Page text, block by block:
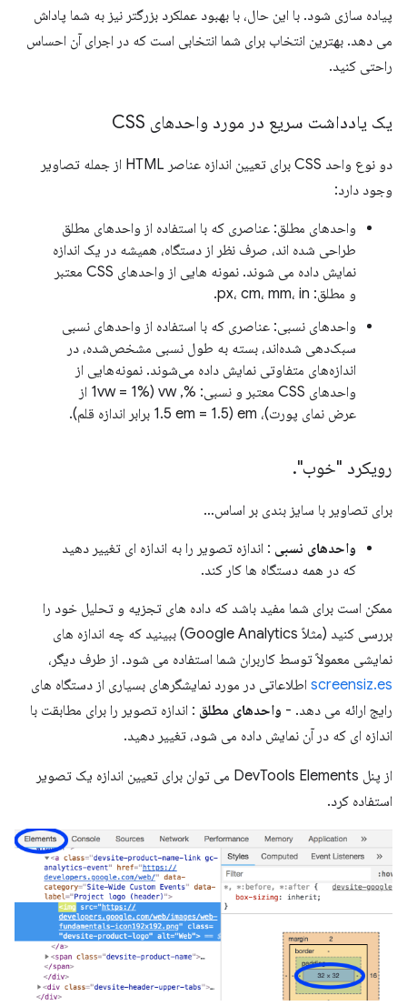
پیاده سازی شود. با این حال، با بهبود عملکرد بزرگتر نیز به شما پاداش
می دهد. بهترین انتخاب برای شما انتخابی است که در اجرای آن احساس
راحتی کنید.
یک یادداشت سریع در مورد واحدهای CSS
دو نوع واحد CSS برای تعیین اندازه عناصر HTML از جمله تصاویر
وجود دارد:
واحدهای مطلق: عناصری که با استفاده از واحدهای مطلق
طراحی شده اند، صرف نظر از دستگاه، همیشه در یک اندازه
نمایش داده می شوند. نمونه هایی از واحدهای CSS معتبر
و مطلق: px، cm، mm، in.
واحدهای نسبی: عناصری که با استفاده از واحدهای نسبی
سبک‌دهی شده‌اند، بسته به طول نسبی مشخص‌شده، در
اندازه‌های متفاوتی نمایش داده می‌شوند. نمونه‌هایی از
واحدهای CSS معتبر و نسبی: %, vw (1vw = 1% از
عرض نمای پورت)، em (1.5 em = 1.5 برابر اندازه قلم).
رویکرد "خوب".
برای تصاویر با سایز بندی بر اساس…
واحدهای نسبی : اندازه تصویر را به اندازه ای تغییر دهید
که در همه دستگاه ها کار کند.
ممکن است برای شما مفید باشد که داده های تجزیه و تحلیل خود را
بررسی کنید (مثلاً Google Analytics) ببینید که چه اندازه های
نمایشی معمولاً توسط کاربران شما استفاده می شود. از طرف دیگر،
screensiz.es اطلاعاتی در مورد نمایشگرهای بسیاری از دستگاه های
رایج ارائه می دهد. - واحدهای مطلق : اندازه تصویر را برای مطابقت با
اندازه ای که در آن نمایش داده می شود، تغییر دهید.
از پنل DevTools Elements می توان برای تعیین اندازه یک تصویر
استفاده کرد.